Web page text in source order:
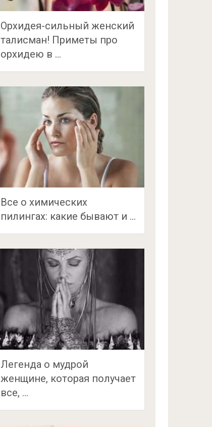
Орхидея-сильный женский
талисман! Приметы про
орхидею в …
Все о химических
пилингах: какие бывают и …
Легенда о мудрой
женщине, которая получает
все, …